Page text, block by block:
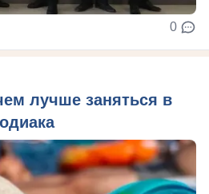
0
лучше заняться в